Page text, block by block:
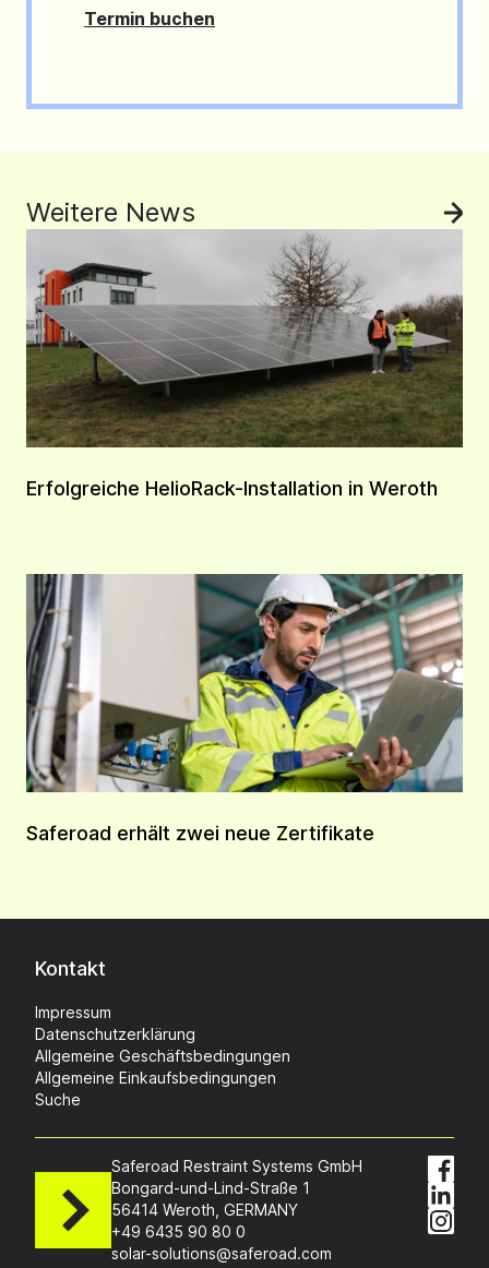
Termin buchen
Weitere News
Erfolgreiche HelioRack-Installation in Weroth
Saferoad erhält zwei neue Zertifikate
Kontakt
Impressum
Datenschutzerklärung
Allgemeine Geschäftsbedingungen
Allgemeine Einkaufsbedingungen
Suche
Saferoad Restraint Systems GmbH
Bongard-und-Lind-Straße 1
56414 Weroth, GERMANY
+49 6435 90 80 0
solar-solutions@saferoad.com